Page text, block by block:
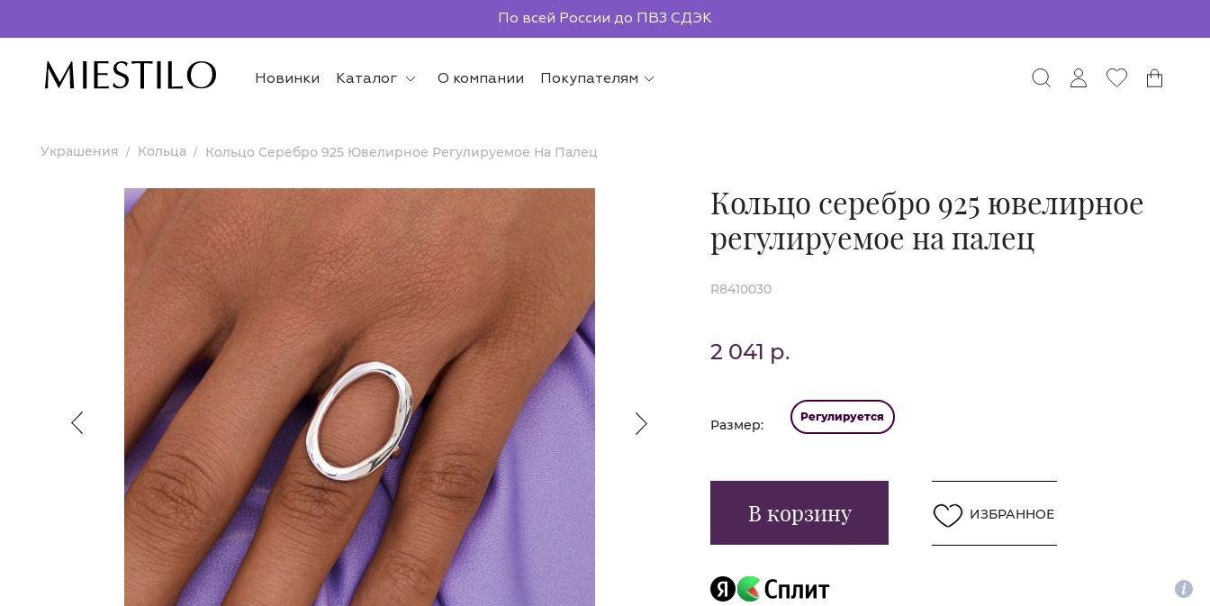
По всей России до ПВЗ СДЭК
Новинки Каталог О компании Покупателям
Украшения Кольца Кольцо Серебро 925 Ювелирное Регулируемое На Палец
Кольцо серебро 925 ювелирное
регулируемое на палец
R8410030
2 041 р.
Размер:
Регулируется
В корзину ИЗБРАННОЕ